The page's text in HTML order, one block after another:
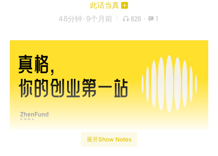
此话当真
48分钟 · 9个月前 626 · 1
展开Show Notes